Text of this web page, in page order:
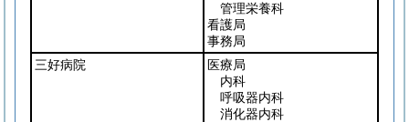
管理栄養科
看護局
事務局
三好病院
医療局
内科
呼吸器内科
消化器内科